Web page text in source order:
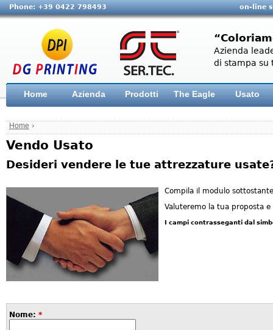
Phone: +39 0422 798493 on-line
Azienda
di stampa su
Home Azienda Prodotti The Eagle Usato
Home ›
Vendo Usato
Desideri vendere le tue attrezzature
Compila il modulo
Valuteremo la tua proposta
I campi contrasseganti dal
Nome: *